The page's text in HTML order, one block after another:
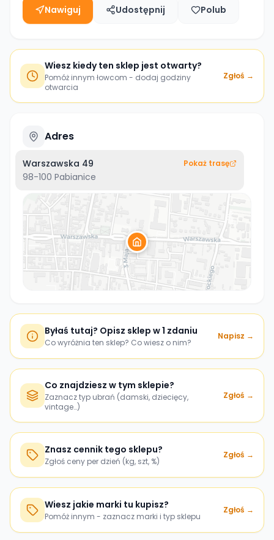
Nawiguj Udostępnij Polub
Wiesz kiedy ten sklep jest otwarty?
Pomóż innym łowcom - dodaj godziny
otwarcia
Zgłoś →
Adres
Warszawska 49
98-100 Pabianice
Pokaż trasę
Byłaś tutaj? Opisz sklep w 1 zdaniu
Co wyróżnia ten sklep? Co wiesz o nim?
Napisz →
Co znajdziesz w tym sklepie?
Zaznacz typ ubrań (damski, dziecięcy,
vintage…)
Zgłoś →
Znasz cennik tego sklepu?
Zgłoś ceny per dzień (kg, szt, %)
Zgłoś →
Wiesz jakie marki tu kupisz?
Pomóż innym - zaznacz marki i typ sklepu
Zgłoś →